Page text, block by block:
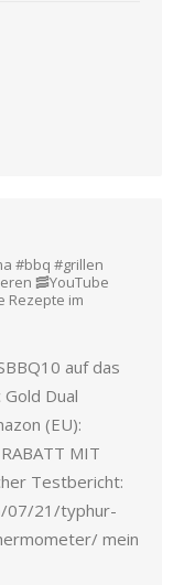
#bbq #grillen
🥓YouTube
Rezepte im